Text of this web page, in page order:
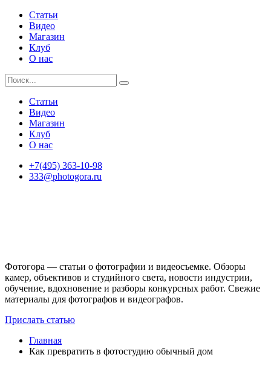
Статьи
Видео
Магазин
Клуб
О нас
Статьи
Видео
Магазин
Клуб
О нас
+7(495) 363-10-98
333@photogora.ru
Фотогора — статьи о фотографии и видеосъемке. Обзоры
камер, объективов и студийного света, новости индустрии,
обучение, вдохновение и разборы конкурсных работ. Свежие
материалы для фотографов и видеографов.
Прислать статью
Главная
Как превратить в фотостудию обычный дом